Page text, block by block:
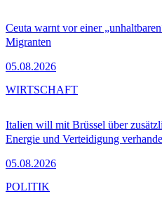
Ceuta warnt vor einer
Migranten
05.08.2026
Italien will mit Brüssel über
Energie und Verteidigung
05.08.2026
WIRTSCHAFT
POLITIK